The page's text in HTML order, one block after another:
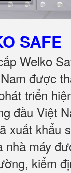
SAFE
Welko
được
triển
đầu Việt
xuất khẩu
máy
kiểm